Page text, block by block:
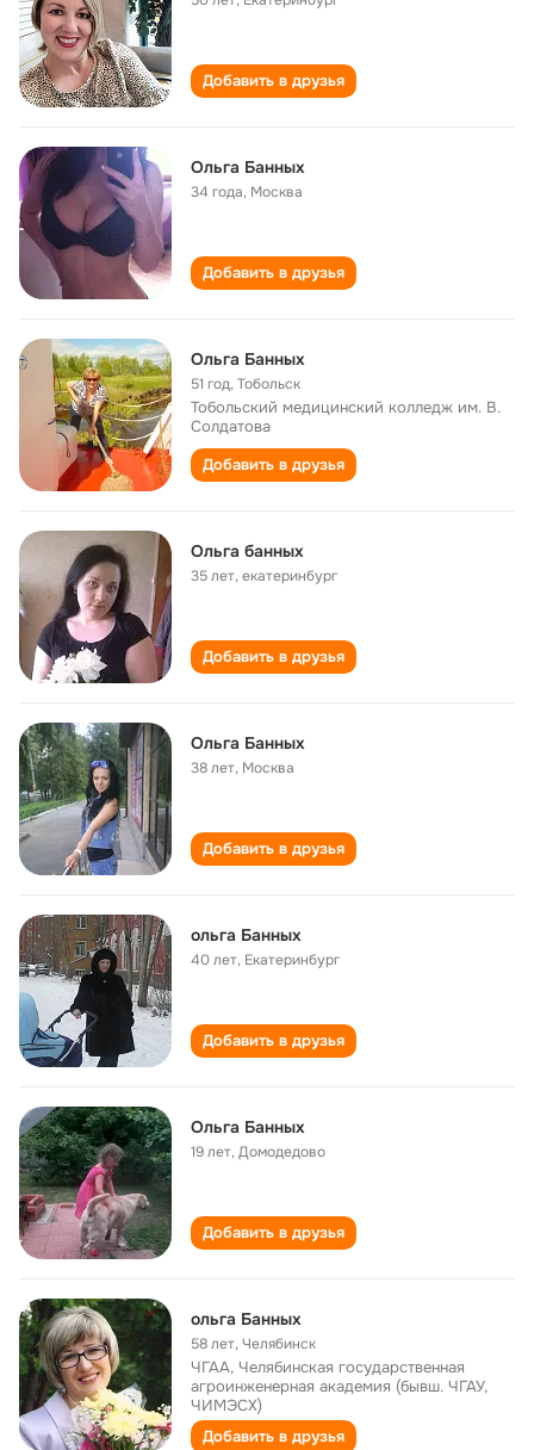
Добавить в друзья
Ольга Банных
34 года, Москва
Добавить в друзья
Ольга Банных
51 год,Тобольск
Тобольский медицинский колледж им. В.
Солдатова
Добавить в друзья
Ольга банных
35 лет,екатеринбург
Добавить в друзья
Ольга Банных
38 лет, Москва
Добавить в друзья
ольга Банных
40 лет, Екатеринбург
Добавить в друзья
Ольга Банных
19 лет,Домодедово
Добавить в друзья
ольга Банных
58 лет,Челябинск
ЧГАА, Челябинская государственная
агроинженерная академия (бывш. ЧГАУ,
ЧИМЭСХ)
Добавить в друзья